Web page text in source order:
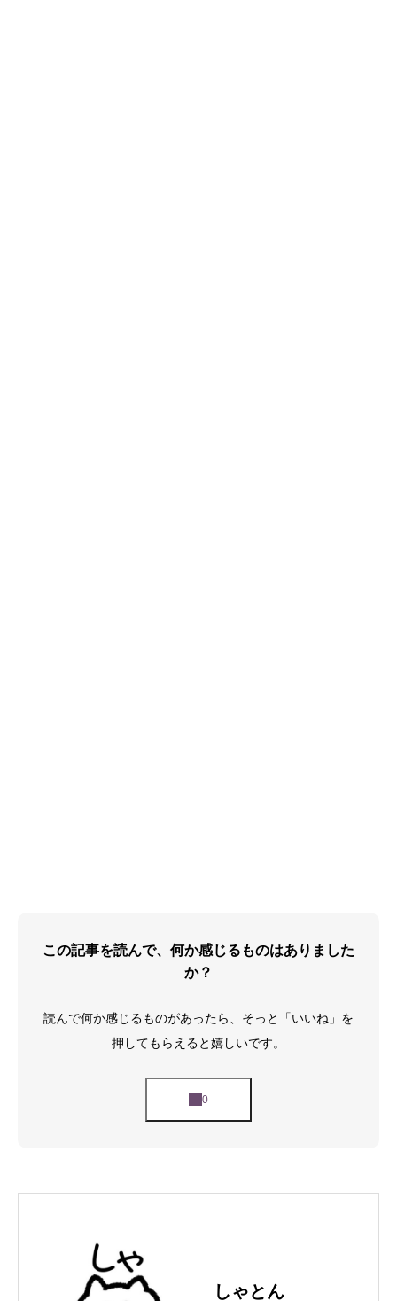
この記事を読んで、何か感じるものはありました
か？
読んで何か感じるものがあったら、そっと「いいね」を
押してもらえると嬉しいです。
しゃとん